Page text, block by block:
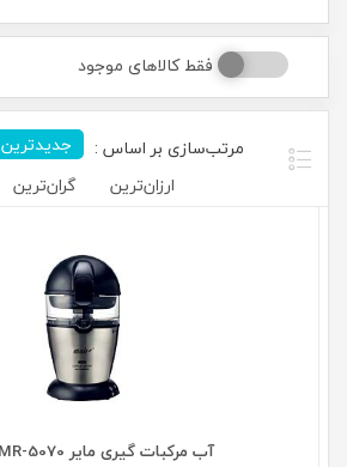
فقط کالاهای موجود
جدیدترین
ارزان‌ترین
گران‌ترین
آب مرکبات گیری مایر MAIER MR-5070